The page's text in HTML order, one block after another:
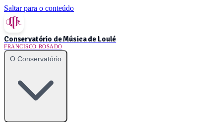
Saltar para o conteúdo
Conservatório de Música de Loulé
FRANCISCO ROSADO
O Conservatório